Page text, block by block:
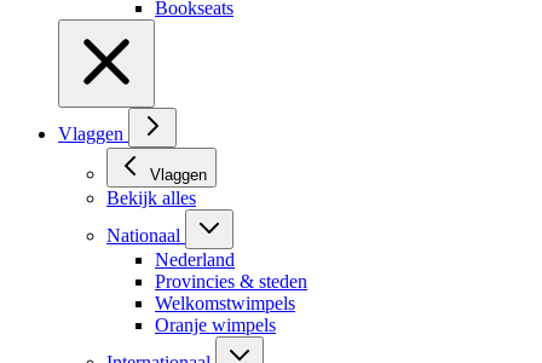
Bookseats
Vlaggen
Vlaggen
Bekijk alles
Nationaal
Nederland
Provincies & steden
Welkomstwimpels
Oranje wimpels